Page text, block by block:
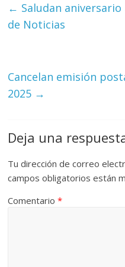
← Saludan aniversario
de Noticias
Cancelan emisión
2025 →
Deja una
Tu dirección de correo
campos obligatorios están
Comentario*